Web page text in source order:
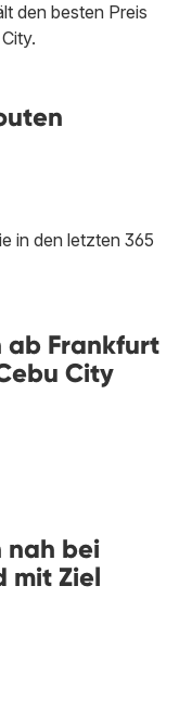
den besten Preis
in den letzten 365
ab Frankfurt
City
nah bei
mit Ziel